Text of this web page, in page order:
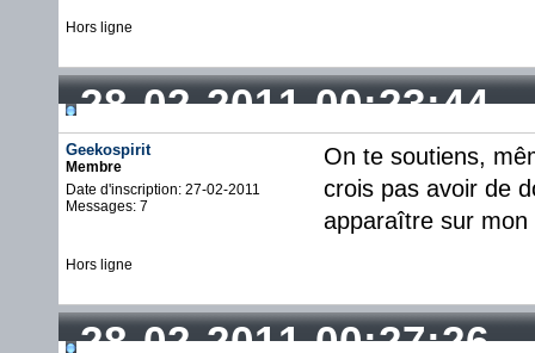
Hors ligne
28-02-2011 00:23:44
Geekospirit
Membre
Date d'inscription: 27-02-2011
Messages: 7
On te soutiens,
crois pas avoir de
apparaître sur mon
Hors ligne
28-02-2011 00:27:26